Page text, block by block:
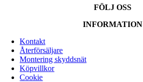
3,200.00 kr
produkten
flera
alternativen
FÖLJ OSS
INFORMATION
Kontakt
Återförsäljare
Montering skyddsnät
Köpvillkor
Cookie